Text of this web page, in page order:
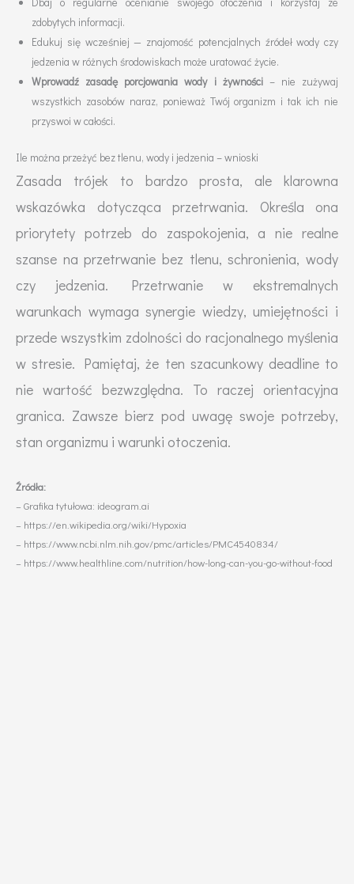
zdobytych informacji.
Edukuj się wcześniej — znajomość potencjalnych źródeł wody czy
jedzenia w różnych środowiskach może uratować życie.
Wprowadź zasadę porcjowania wody i żywności – nie zużywaj
wszystkich zasobów naraz, ponieważ Twój organizm i tak ich nie
przyswoi w całości.
Ile można przeżyć bez tlenu, wody i jedzenia – wnioski
Zasada trójek to bardzo prosta, ale klarowna
wskazówka dotycząca przetrwania. Określa ona
priorytety potrzeb do zaspokojenia, a nie realne
szanse na przetrwanie bez tlenu, schronienia, wody
czy jedzenia. Przetrwanie w ekstremalnych
warunkach wymaga synergie wiedzy, umiejętności i
przede wszystkim zdolności do racjonalnego myślenia
w stresie. Pamiętaj, że ten szacunkowy deadline to
nie wartość bezwzględna. To raczej orientacyjna
granica. Zawsze bierz pod uwagę swoje potrzeby,
stan organizmu i warunki otoczenia.
Źródła:
– Grafika tytułowa: ideogram.ai
– https://en.wikipedia.org/wiki/Hypoxia
– https://www.ncbi.nlm.nih.gov/pmc/articles/PMC4540834/
– https://www.healthline.com/nutrition/how-long-can-you-go-without-food